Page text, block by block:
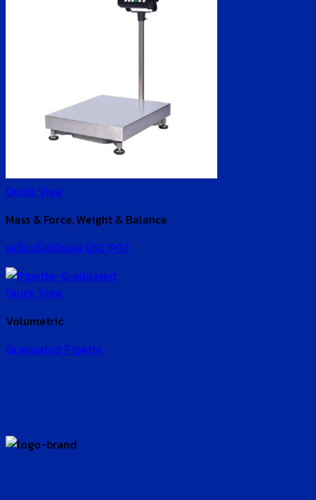
Quick View
Mass & Force, Weight & Balance
เครื่องชั่งดิจิตอล QSC P07
Quick View
Volumetric
Graduated Pipette